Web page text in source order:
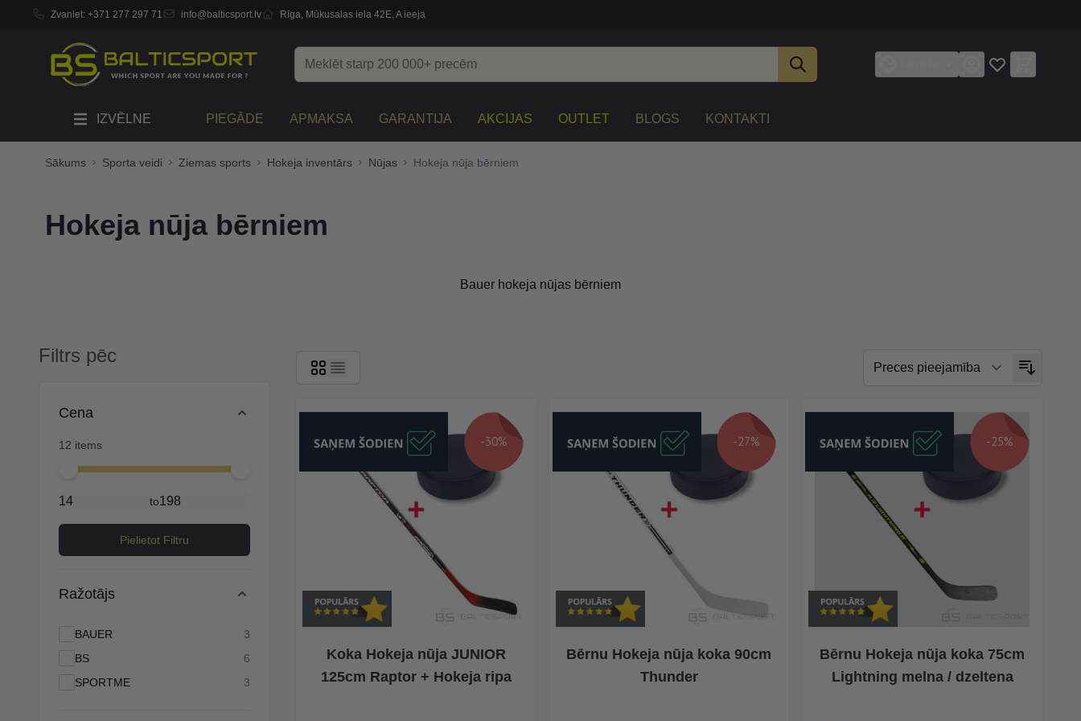
Zvaniet: +371 277 297 71 info@balticsport.lv Rīga, Mūkusalas iela 42E, A ieeja
IZVĒLNE PIEGĀDE APMAKSA GARANTIJA AKCIJAS OUTLET BLOGS KONTAKTI
Sākums Sporta veidi Ziemas sports Hokeja inventārs Nūjas Hokeja nūja bērniem
Hokeja nūja bērniem
Bauer hokeja nūjas bērniem
Filtrs pēc
Cena
12 items
Minimal price
Maximum price
to
Pielietot Filtru
Ražotājs
BAUER 3
BS
6 products available
SPORTME
3 products available
-30%
Koka Hokeja nūja JUNIOR
125cm Raptor + Hokeja ripa
-27%
Bērnu Hokeja nūja koka 90cm
Thunder
-25%
Bērnu Hokeja nūja koka 75cm
Lightning melna / dzeltena